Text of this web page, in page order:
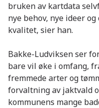
bruken av kartdata
nye behov, nye ideer
kvalitet, sier han.
Bakke-Ludviksen ser
bare vil øke i omfang,
fremmede arter og
forvaltning av jaktvald
kommunens mange